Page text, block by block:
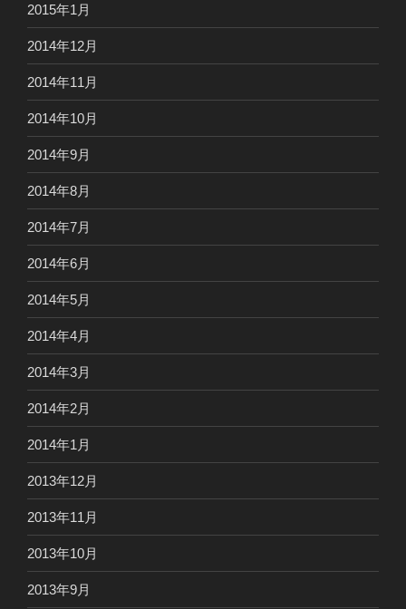
2015年1月
2014年12月
2014年11月
2014年10月
2014年9月
2014年8月
2014年7月
2014年6月
2014年5月
2014年4月
2014年3月
2014年2月
2014年1月
2013年12月
2013年11月
2013年10月
2013年9月